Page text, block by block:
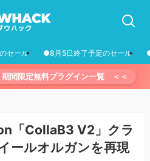
セール ●8月5日終了予定のセール
間限定無料プラグイン一覧 ＜＜
「CollaB3 V2」クラ
ールオルガンを再現